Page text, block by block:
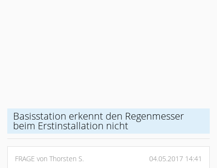
Basisstation erkennt den Regenmesser
beim Erstinstallation nicht
FRAGE von Thorsten S.
04.05.2017 14:41